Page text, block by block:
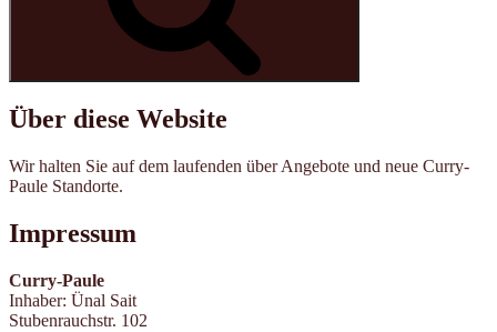
Über diese Website
Wir halten Sie auf dem laufenden über Angebote und neue Curry-
Paule Standorte.
Impressum
Curry-Paule
Inhaber: Ünal Sait
Stubenrauchstr. 102